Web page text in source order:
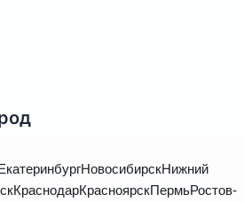
НовосибирскНижний
КраснодарКрасноярскПермьРостов-